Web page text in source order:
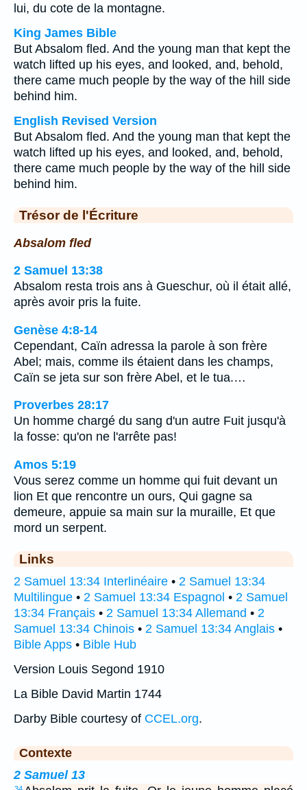
lui, du cote de la montagne.
King James Bible
But Absalom fled. And the young man that kept the
watch lifted up his eyes, and looked, and, behold,
there came much people by the way of the hill side
behind him.
English Revised Version
But Absalom fled. And the young man that kept the
watch lifted up his eyes, and looked, and, behold,
there came much people by the way of the hill side
behind him.
Trésor de l'Écriture
Absalom fled
2 Samuel 13:38
Absalom resta trois ans à Gueschur, où il était allé,
après avoir pris la fuite.
Genèse 4:8-14
Cependant, Caïn adressa la parole à son frère
Abel; mais, comme ils étaient dans les champs,
Caïn se jeta sur son frère Abel, et le tua.…
Proverbes 28:17
Un homme chargé du sang d'un autre Fuit jusqu'à
la fosse: qu'on ne l'arrête pas!
Amos 5:19
Vous serez comme un homme qui fuit devant un
lion Et que rencontre un ours, Qui gagne sa
demeure, appuie sa main sur la muraille, Et que
mord un serpent.
Links
2 Samuel 13:34 Interlinéaire • 2 Samuel 13:34
Multilingue • 2 Samuel 13:34 Espagnol • 2 Samuel
13:34 Français • 2 Samuel 13:34 Allemand • 2
Samuel 13:34 Chinois • 2 Samuel 13:34 Anglais •
Bible Apps • Bible Hub
Version Louis Segond 1910
La Bible David Martin 1744
Darby Bible courtesy of CCEL.org.
Contexte
2 Samuel 13